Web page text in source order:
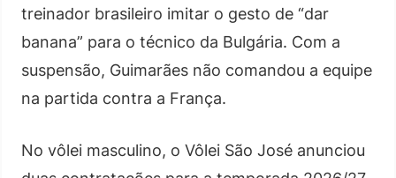
treinador brasileiro imitar o gesto de “dar
banana” para o técnico da Bulgária. Com a
suspensão, Guimarães não comandou a equipe
na partida contra a França.
No vôlei masculino, o Vôlei São José anunciou